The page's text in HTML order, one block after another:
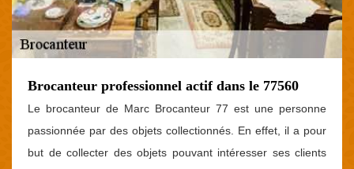
Brocanteur professionnel actif dans le 77560
Le brocanteur de Marc Brocanteur 77 est une personne
passionnée par des objets collectionnés. En effet, il a pour
but de collecter des objets pouvant intéresser ses clients